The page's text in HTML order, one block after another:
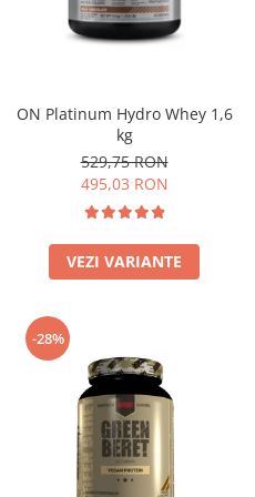
Vitamine bărbați / femei
Insulated
Kevin Levrone
Muscle Meds
Mutant
Naughty Boy
Neocell
Nordic Naturals
NOW Foods
Nutrend
Olimp Sport Nutrition
Optimum Nutrition
ON Platinum Hydro Whey 1,6
kg
529,75 RON
495,03 RON
VEZI VARIANTE
-28%